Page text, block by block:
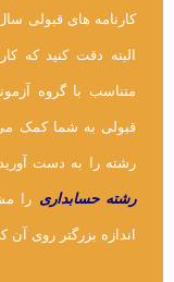
کارنامه های قبولی
البته دقت کنید که
متناسب با گروه
قبولی به شما کمک
رشته را به دست
رشته حسابداری را
اندازه بزرگتر روی آن